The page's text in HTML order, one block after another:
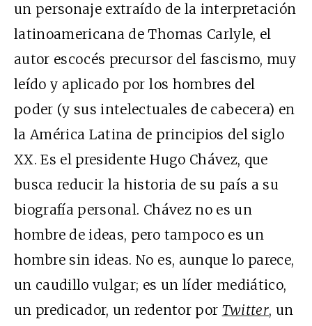
un personaje extraído de la interpretación
latinoamericana de Thomas Carlyle, el
autor escocés precursor del fascismo, muy
leído y aplicado por los hombres del
poder (y sus intelectuales de cabecera) en
la América Latina de principios del siglo
XX. Es el presidente Hugo Chávez, que
busca reducir la historia de su país a su
biografía personal. Chávez no es un
hombre de ideas, pero tampoco es un
hombre sin ideas. No es, aunque lo parece,
un caudillo vulgar; es un líder mediático,
un predicador, un redentor por Twitter, un